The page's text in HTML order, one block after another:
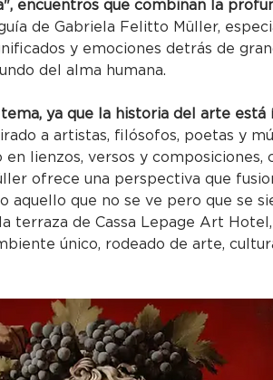
encuentros que combinan la
de Gabriela Felitto Müller,
y emociones detrás de
del alma humana.
ya que la historia del arte
a artistas, filósofos, poetas y
lienzos, versos y composiciones,
ofrece una perspectiva que
aquello que no se ve pero que se
terraza de Cassa Lepage Art
único, rodeado de arte,